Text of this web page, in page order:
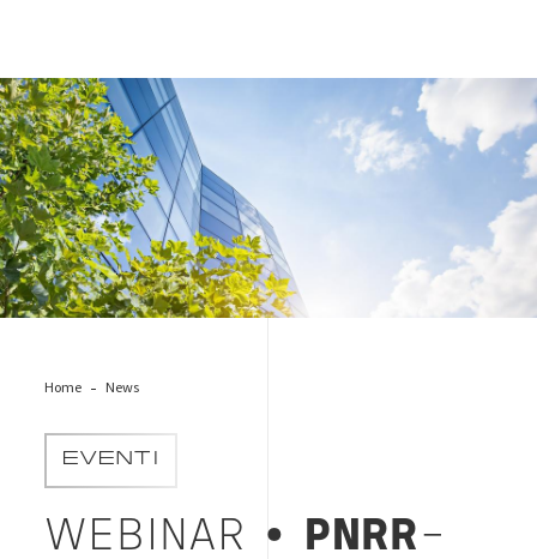
building-green-dnsh-construction
Home News
EVENTI
WEBINAR • PNRR-